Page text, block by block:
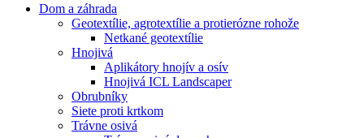
Dom a záhrada
Geotextílie, agrotextílie a protierózne rohože
Netkané geotextílie
Hnojivá
Aplikátory hnojív a osív
Hnojivá ICL Landscaper
Obrubníky
Siete proti krtkom
Trávne osivá